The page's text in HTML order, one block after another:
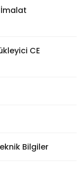
CE
Bilgiler